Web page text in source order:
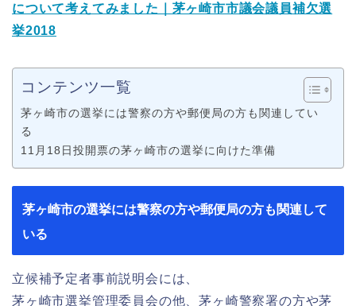
について考えてみました｜茅ヶ崎市市議会議員補欠選
挙2018
コンテンツ一覧
茅ヶ崎市の選挙には警察の方や郵便局の方も関連してい
る
11月18日投開票の茅ヶ崎市の選挙に向けた準備
茅ヶ崎市の選挙には警察の方や郵便局の方も関連して
いる
立候補予定者事前説明会には、
茅ヶ崎市選挙管理委員会の他、茅ヶ崎警察署の方や茅